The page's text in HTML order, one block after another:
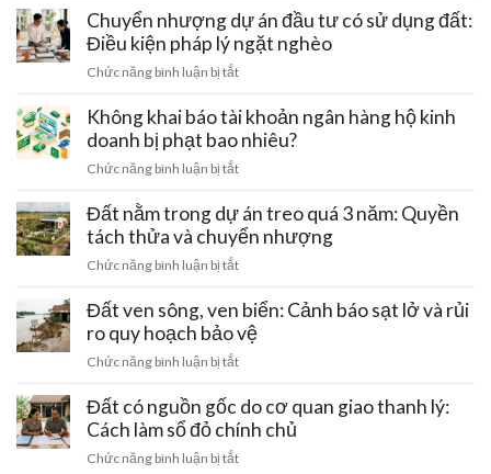
Mẫu
hợp
đồng
chuẩn
lập
công
trò
của
tổ
chức
định
của
doanh
nghiệp
FDI
đầu
tư
Quy
định
giao
dịch
Chuyển nhượng dự án đầu tư có sử dụng đất:
Điều kiện pháp lý ngặt nghèo
Chức năng bình luận bị tắtở
nhượng
dự
đầu
có
sử
Điều
kiện
pháp
lý
nghèo
Không khai báo tài khoản ngân hàng hộ kinh
doanh bị phạt bao nhiêu?
Chức năng bình luận bị tắtở
khai
báo
khoản
hàng
hộ
phạt
bao
nhiêu?
Đất nằm trong dự án treo quá 3 năm: Quyền
tách thửa và chuyển nhượng
Chức năng bình luận bị tắtở
nằm
trong
dự
án
quá
3
Đất ven sông, ven biển: Cảnh báo sạt lở và rủi
ro quy hoạch bảo vệ
Chức năng bình luận bị tắtở
ven
sông,
biển:
Đất có nguồn gốc do cơ quan giao thanh lý:
Cách làm sổ đỏ chính chủ
Chức năng bình luận bị tắtở